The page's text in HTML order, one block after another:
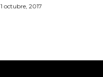
1 octubre, 2017